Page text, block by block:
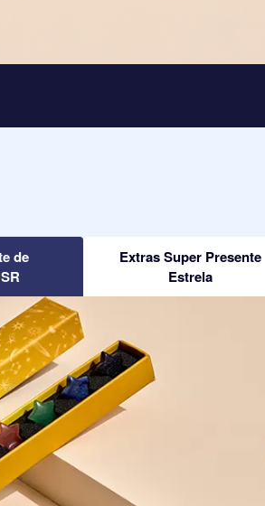
de
Extras Super Presente
Estrela